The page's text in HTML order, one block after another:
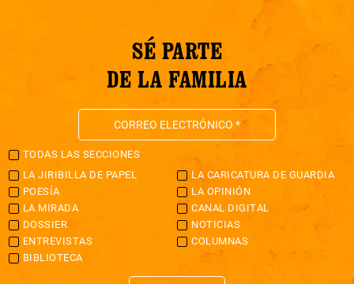
SÉ PARTE
DE LA FAMILIA
TODAS LAS SECCIONES
LA JIRIBILLA DE PAPEL
LA CARICATURA DE GUARDIA
POESÍA
LA OPINIÓN
LA MIRADA
CANAL DIGITAL
DOSSIER
NOTICIAS
ENTREVISTAS
COLUMNAS
BIBLIOTECA